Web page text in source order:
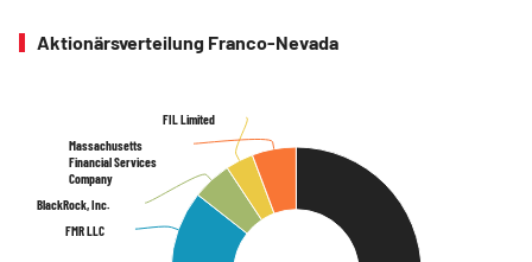
Aktionärsverteilung Franco-Nevada
FMR LLC
FMR LLC
BlackRock, Inc.
BlackRock, Inc.
FIL Limited
FIL Limited
Massachusetts
Financial Services
Company
Massachusetts
Financial Services
Company